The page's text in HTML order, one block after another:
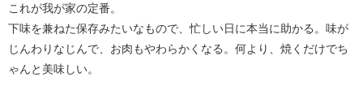
これが我が家の定番。
下味を兼ねた保存みたいなもので、忙しい日に本当に助かる。味が
じんわりなじんで、お肉もやわらかくなる。何より、焼くだけでち
ゃんと美味しい。